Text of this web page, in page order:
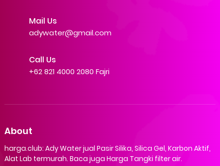
Mail Us
adywater@gmail.com
Call Us
+62 821 4000 2080 Fajri
About
harga.club: Ady Water jual Pasir Silika, Silica Gel, Karbon Aktif,
Alat Lab termurah. Baca juga Harga Tangki filter air.